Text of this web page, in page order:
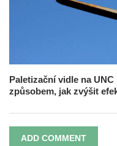
Paletizační vidle na
způsobem, jak zvýšit
ADD COMMENT